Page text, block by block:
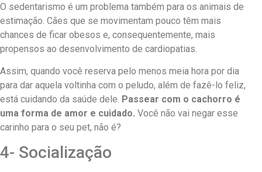
O sedentarismo é um problema também para os animais de
estimação. Cães que se movimentam pouco têm mais
chances de ficar obesos e, consequentemente, mais
propensos ao desenvolvimento de cardiopatias.
Assim, quando você reserva pelo menos meia hora por dia
para dar aquela voltinha com o peludo, além de fazê-lo feliz,
está cuidando da saúde dele. Passear com o cachorro é
uma forma de amor e cuidado. Você não vai negar esse
carinho para o seu pet, não é?
4- Socialização